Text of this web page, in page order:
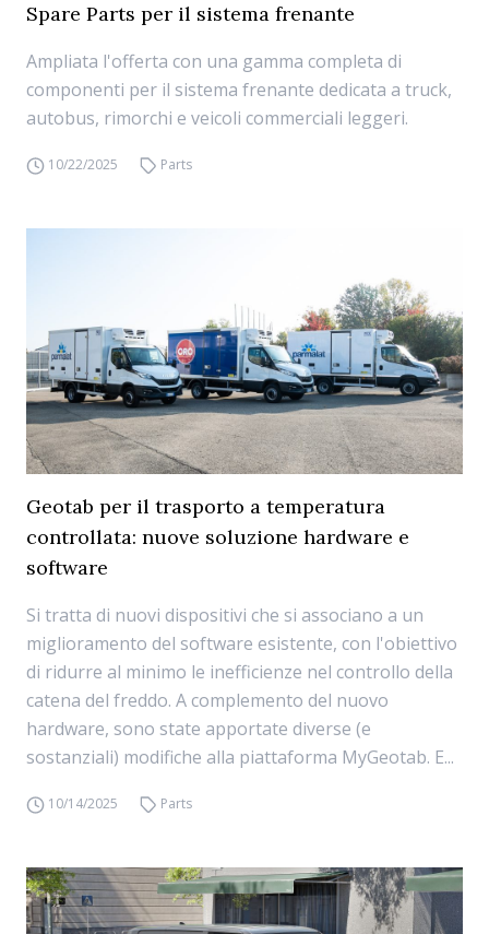
Spare Parts per il sistema frenante
Ampliata l'offerta con una gamma completa di
componenti per il sistema frenante dedicata a truck,
autobus, rimorchi e veicoli commerciali leggeri.
10/22/2025 Parts
Geotab per il trasporto a temperatura
controllata: nuove soluzione hardware e
software
Si tratta di nuovi dispositivi che si associano a un
miglioramento del software esistente, con l'obiettivo
di ridurre al minimo le inefficienze nel controllo della
catena del freddo. A complemento del nuovo
hardware, sono state apportate diverse (e
sostanziali) modifiche alla piattaforma MyGeotab. E...
10/14/2025 Parts